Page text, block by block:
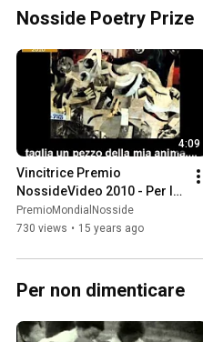
Nosside Poetry Prize
4:09
Vincitrice Premio
NossideVideo 2010 - Per la
Prima Volta
PremioMondialNosside
730 views • 15 years ago
Per non dimenticare